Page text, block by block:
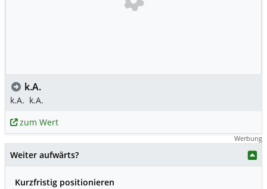
k.A.
k.A. k.A.
zum Wert
Werbung
Weiter aufwärts?
Kurzfristig positionieren